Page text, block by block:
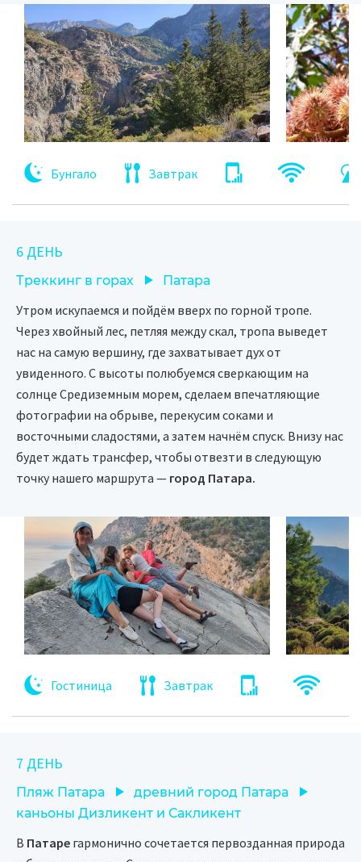
Бунгало Завтрак
6 ДЕНЬ
Треккинг в горах Патара
Утром искупаемся и пойдём вверх по горной тропе.
Через хвойный лес, петляя между скал, тропа выведет
нас на самую вершину, где захватывает дух от
увиденного. С высоты полюбуемся сверкающим на
солнце Средиземным морем, сделаем впечатляющие
фотографии на обрыве, перекусим соками и
восточными сладостями, а затем начнём спуск. Внизу нас
будет ждать трансфер, чтобы отвезти в следующую
точку нашего маршрута — город Патара.
Гостиница Завтрак
7 ДЕНЬ
Пляж Патара
древний город Патара
каньоны Дизликент и Сакликент
В Патаре гармонично сочетается первозданная природа